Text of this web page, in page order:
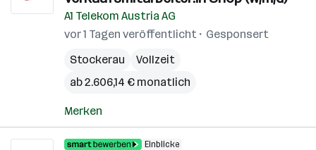
A1 Telekom Austria AG
vor 1 Tagen veröffentlicht
Gesponsert
Stockerau
Vollzeit
ab 2.606,14 € monatlich
Merken
Einblicke